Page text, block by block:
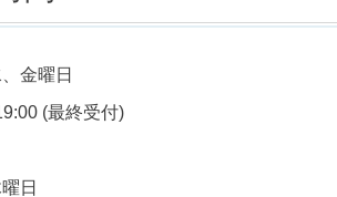
金曜日
(最終受付)
日